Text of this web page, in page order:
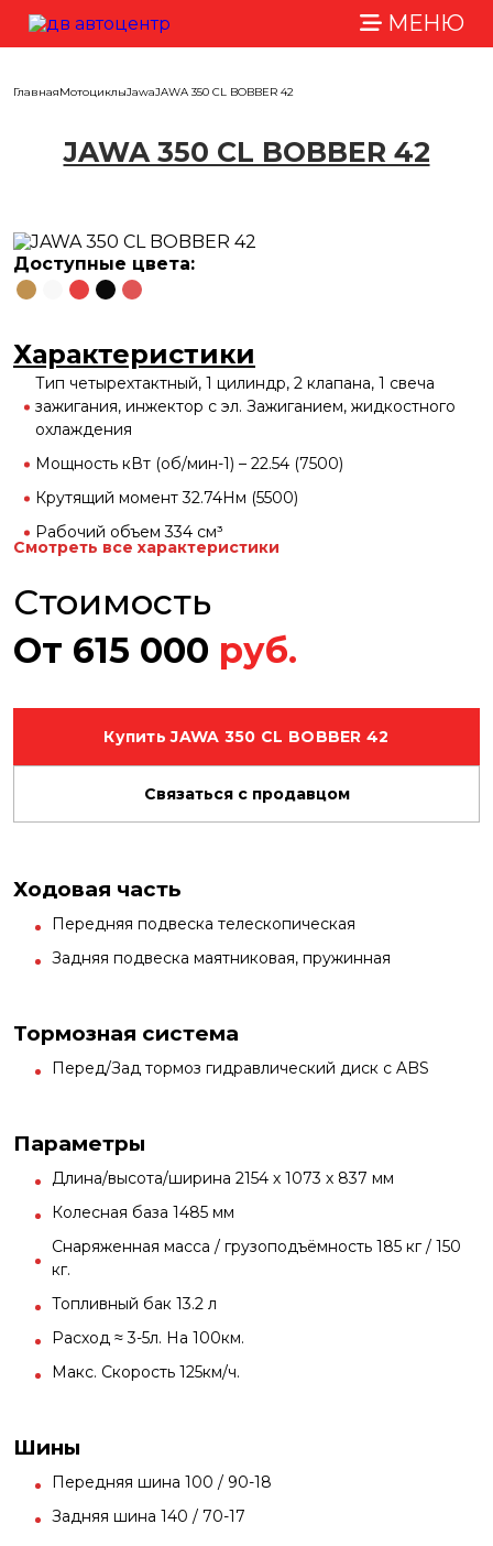
МЕНЮ
ГлавнаяМотоциклыJawaJAWA 350 CL BOBBER 42
JAWA 350 CL BOBBER 42
Характеристики
Тип четырехтактный, 1 цилиндр, 2 клапана, 1 свеча
зажигания, инжектор с эл. Зажиганием, жидкостного
охлаждения
Мощность кВт (об/мин-1) – 22.54 (7500)
Крутящий момент 32.74Нм (5500)
Рабочий объем 334 см³
Коробка передач 6 ступени
Смотреть все характеристики
Доступные цвета:
Стоимость
От 615 000 руб.
Купить JAWA 350 CL BOBBER 42
Связаться с продавцом
Ходовая часть
Передняя подвеска телескопическая
Задняя подвеска маятниковая, пружинная
Тормозная система
Перед/Зад тормоз гидравлический диск с ABS
Параметры
Длина/высота/ширина 2154 х 1073 х 837 мм
Колесная база 1485 мм
Снаряженная масса / грузоподъёмность 185 кг / 150
кг.
Топливный бак 13.2 л
Расход ≈ 3-5л. На 100км.
Макс. Скорость 125км/ч.
Шины
Передняя шина 100 / 90-18
Задняя шина 140 / 70-17